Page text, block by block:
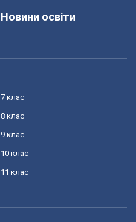
Новини освіти
7 клас
8 клас
9 клас
10 клас
11 клас